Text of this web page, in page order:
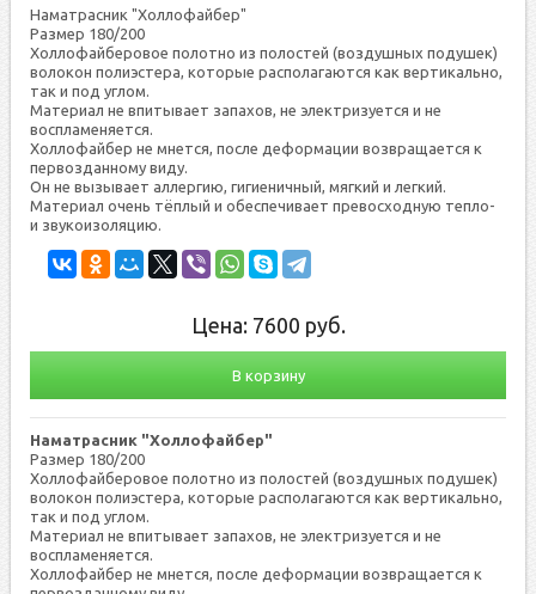
Наматрасник "Холлофайбер"
Размер 180/200
Холлофайберовое полотно из полостей (воздушных подушек)
волокон полиэстера, которые располагаются как вертикально,
так и под углом.
Материал не впитывает запахов, не электризуется и не
воспламеняется.
Холлофайбер не мнется, после деформации возвращается к
первозданному виду.
Он не вызывает аллергию, гигиеничный, мягкий и легкий.
Материал очень тёплый и обеспечивает превосходную тепло-
и звукоизоляцию.
Цена: 7600 руб.
В корзину
Наматрасник "Холлофайбер"
Размер 180/200
Холлофайберовое полотно из полостей (воздушных подушек)
волокон полиэстера, которые располагаются как вертикально,
так и под углом.
Материал не впитывает запахов, не электризуется и не
воспламеняется.
Холлофайбер не мнется, после деформации возвращается к